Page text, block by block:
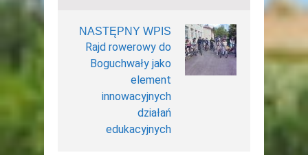
NASTĘPNY WPIS
Rajd rowerowy do
Boguchwały jako
element
innowacyjnych
działań
edukacyjnych